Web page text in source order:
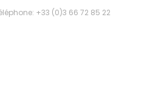
+33 (0)3 66 72 85 22